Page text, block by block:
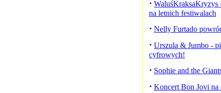
· WaluśKraksaKryzys
na letnich festiwalach
· Nelly Furtado
· Urszula & Jumbo -
cyfrowych!
· Sophie and the
· Koncert Bon Jovi na